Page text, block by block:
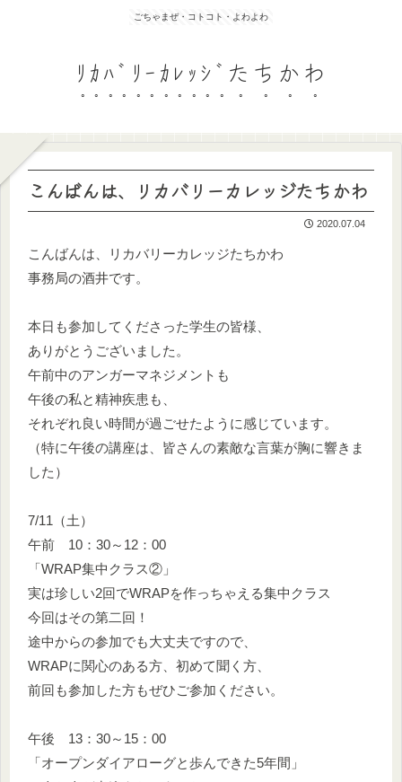
ごちゃまぜ・コトコト・よわよわ
ﾘｶﾊﾞﾘｰｶﾚｯｼﾞたちかわ
こんばんは、リカバリーカレッジたちかわ
2020.07.04
こんばんは、リカバリーカレッジたちかわ
事務局の酒井です。
本日も参加してくださった学生の皆様、
ありがとうございました。
午前中のアンガーマネジメントも
午後の私と精神疾患も、
それぞれ良い時間が過ごせたように感じています。
（特に午後の講座は、皆さんの素敵な言葉が胸に響きま
した）
7/11（土）
午前 10：30～12：00
「WRAP集中クラス②」
実は珍しい2回でWRAPを作っちゃえる集中クラス
今回はその第二回！
途中からの参加でも大丈夫ですので、
WRAPに関心のある方、初めて聞く方、
前回も参加した方もぜひご参加ください。
午後 13：30～15：00
「オープンダイアローグと歩んできた5年間」